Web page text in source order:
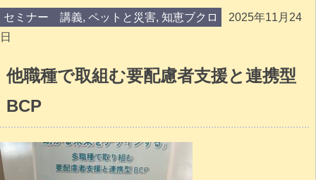
セミナー 講義, ペットと災害, 知恵ブクロ
2025年11月24
日
他職種で取組む要配慮者支援と連携型
BCP